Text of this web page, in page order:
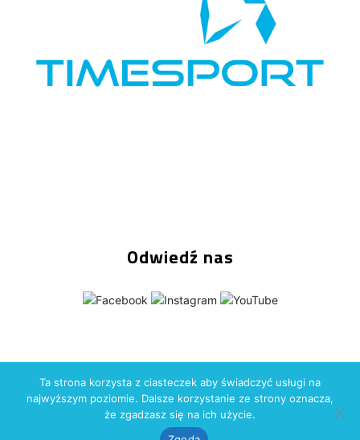
Odwiedź nas
Copyright (C) 2026 Time-Sport GroupWszelkie prawa
zastrzeżone. Wykonanie: Time-Sport Technologie
Ta strona korzysta z ciasteczek aby świadczyć usługi na
najwyższym poziomie. Dalsze korzystanie ze strony oznacza,
że zgadzasz się na ich użycie.